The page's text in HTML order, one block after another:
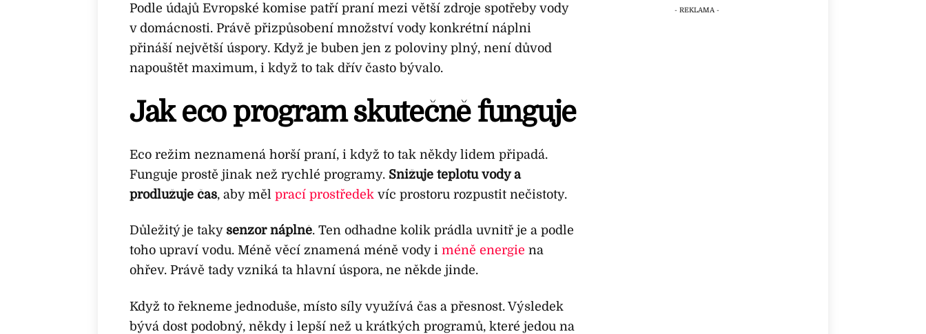
Podle údajů Evropské komise patří praní mezi větší zdroje spotřeby vody
v domácnosti. Právě přizpůsobení množství vody konkrétní náplni
přináší největší úspory. Když je buben jen z poloviny plný, není důvod
napouštět maximum, i když to tak dřív často bývalo.
Jak eco program skutečně funguje
Eco režim neznamená horší praní, i když to tak někdy lidem připadá.
Funguje prostě jinak než rychlé programy. Snižuje teplotu vody a
prodlužuje čas, aby měl prací prostředek víc prostoru rozpustit nečistoty.
Důležitý je taky senzor náplně. Ten odhadne kolik prádla uvnitř je a podle
toho upraví vodu. Méně věcí znamená méně vody i méně energie na
ohřev. Právě tady vzniká ta hlavní úspora, ne někde jinde.
Když to řekneme jednoduše, místo síly využívá čas a přesnost. Výsledek
bývá dost podobný, někdy i lepší než u krátkých programů, které jedou na